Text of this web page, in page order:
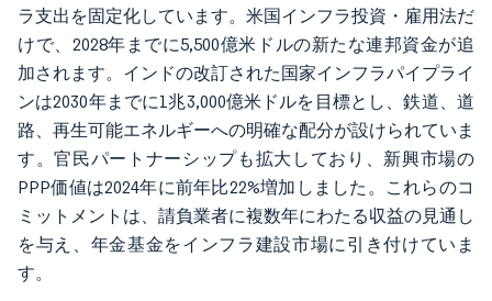
ラ支出を固定化しています。米国インフラ投資・雇用法だ
けで、2028年までに5,500億米ドルの新たな連邦資金が追
加されます。インドの改訂された国家インフラパイプライ
ンは2030年までに1兆3,000億米ドルを目標とし、鉄道、道
路、再生可能エネルギーへの明確な配分が設けられていま
す。官民パートナーシップも拡大しており、新興市場の
PPP価値は2024年に前年比22%増加しました。これらのコ
ミットメントは、請負業者に複数年にわたる収益の見通し
を与え、年金基金をインフラ建設市場に引き付けていま
す。